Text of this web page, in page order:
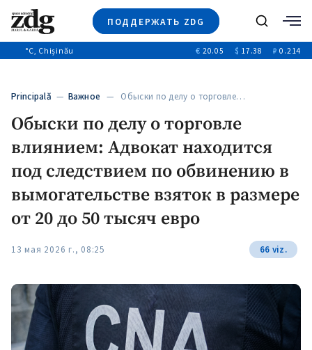
ПОДДЕРЖАТЬ ZDG
Новости
Расследования
Общество
+312
Поиск
°C, Chișinău € 20.05 $ 17.38 ₽ 0.214
Principală — Важное — Обыски по делу о торговле…
Обыски по делу о торговле
влиянием: Адвокат находится
под следствием по обвинению в
вымогательстве взяток в размере
от 20 до 50 тысяч евро
13 мая 2026 г., 08:25 66 viz.